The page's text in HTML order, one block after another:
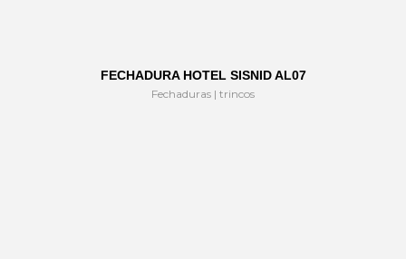
FECHADURA HOTEL SISNID AL07
Fechaduras | trincos